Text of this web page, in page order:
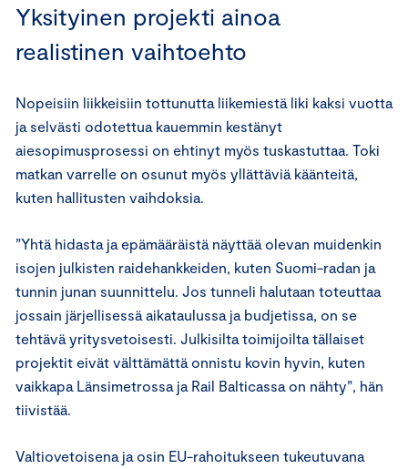
Yksityinen projekti ainoa
realistinen vaihtoehto
Nopeisiin liikkeisiin tottunutta liikemiestä liki kaksi vuotta
ja selvästi odotettua kauemmin kestänyt
aiesopimusprosessi on ehtinyt myös tuskastuttaa. Toki
matkan varrelle on osunut myös yllättäviä käänteitä,
kuten hallitusten vaihdoksia.
”Yhtä hidasta ja epämääräistä näyttää olevan muidenkin
isojen julkisten raidehankkeiden, kuten Suomi-radan ja
tunnin junan suunnittelu. Jos tunneli halutaan toteuttaa
jossain järjellisessä aikataulussa ja budjetissa, on se
tehtävä yritysvetoisesti. Julkisilta toimijoilta tällaiset
projektit eivät välttämättä onnistu kovin hyvin, kuten
vaikkapa Länsimetrossa ja Rail Balticassa on nähty”, hän
tiivistää.
Valtiovetoisena ja osin EU-rahoitukseen tukeutuvana